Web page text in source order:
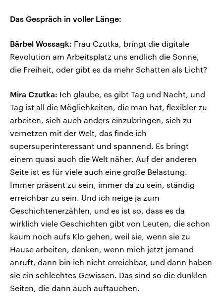
Das Gespräch in voller Länge:
Bärbel Wossagk: Frau Czutka, bringt die digitale
Revolution am Arbeitsplatz uns endlich die Sonne,
die Freiheit, oder gibt es da mehr Schatten als Licht?
Mira Czutka: Ich glaube, es gibt Tag und Nacht, und
Tag ist all die Möglichkeiten, die man hat, flexibler zu
arbeiten, sich auch anders einzubringen, sich zu
vernetzen mit der Welt, das finde ich
supersuperinteressant und spannend. Es bringt
einem quasi auch die Welt näher. Auf der anderen
Seite ist es für viele auch eine große Belastung.
Immer präsent zu sein, immer da zu sein, ständig
erreichbar zu sein. Und ich neige ja zum
Geschichtenerzählen, und es ist so, dass es da
wirklich viele Geschichten gibt von Leuten, die schon
kaum noch aufs Klo gehen, weil sie, wenn sie zu
Hause arbeiten, denken, wenn mich jetzt jemand
anruft, dann bin ich nicht erreichbar, und dann haben
sie ein schlechtes Gewissen. Das sind so die dunklen
Seiten, die dann auch auftauchen.